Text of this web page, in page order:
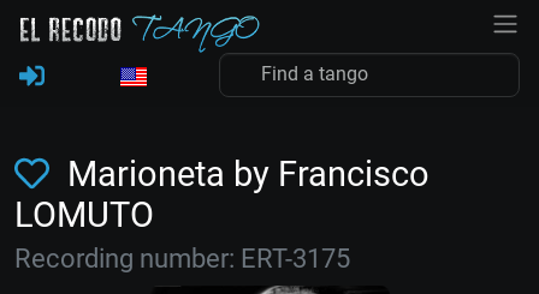
Marioneta by Francisco
LOMUTO
Recording number: ERT-3175